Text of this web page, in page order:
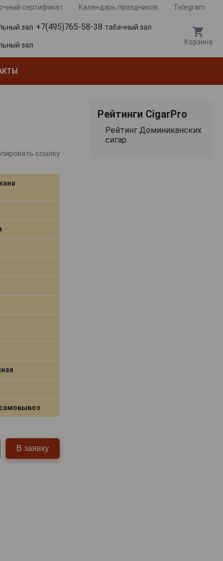
сертификат Календарь праздников Telegram
зал +7(495)765-58-38 табачный зал
зал Корзина
ссылку
В заявку
Рейтинги CigarPro
Рейтинг Доминиканских
сигар